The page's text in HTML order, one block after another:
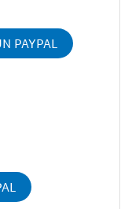
PAYPAL